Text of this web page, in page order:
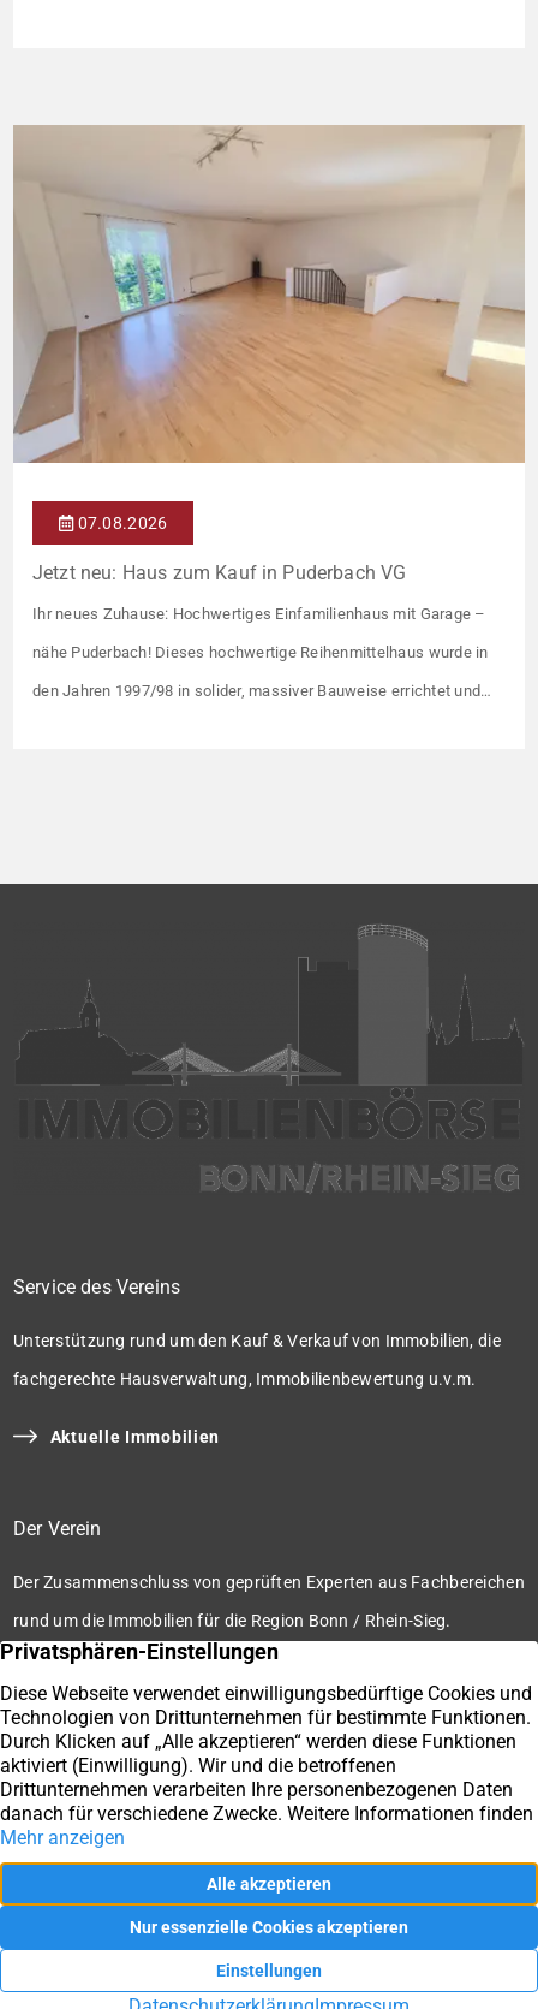
Damit liegt das Mietniveau deutlich unter dem ortsüblichen
07.08.2026
Jetzt neu: Haus zum Kauf in Puderbach VG
Ihr neues Zuhause: Hochwertiges Einfamilienhaus mit Garage –
nähe Puderbach! Dieses hochwertige Reihenmittelhaus wurde in
den Jahren 1997/98 in solider, massiver Bauweise errichtet und
Der Verein
Der Zusammenschluss von geprüften Experten aus Fachbereichen
rund um die Immobilien für die Region Bonn / Rhein-Sieg.
Service des Vereins
Unterstützung rund um den Kauf & Verkauf von Immobilien, die
fachgerechte Hausverwaltung, Immobilienbewertung u.v.m.
Aktuelle Immobilien
Ihre Immobilienmakler der Immobilienbörse Bonn / Rhein-
Datenschutz